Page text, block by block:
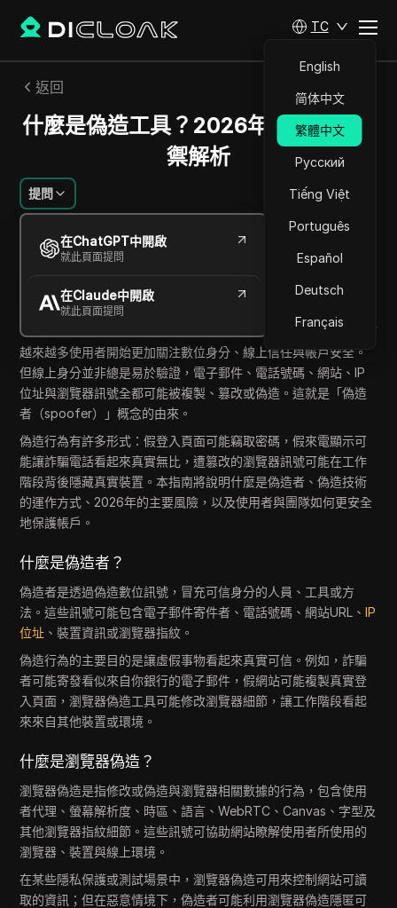
TC
English
简体中文
繁體中文
Русский
Tiếng Việt
Português
Español
Deutsch
Français
返回
什麼是偽造工具？2026年的風險與防
禦解析
提問
在ChatGPT中開啟
就此頁面提問
在Claude中開啟
就此頁面提問
Sandra Anderson
2026年5月 11 分鐘 閱讀
Copy Link
越來越多使用者開始更加關注數位身分、線上信任與帳戶安全。
但線上身分並非總是易於驗證，電子郵件、電話號碼、網站、IP
位址與瀏覽器訊號全都可能被複製、篡改或偽造。這就是「偽造
者（spoofer）」概念的由來。
偽造行為有許多形式：假登入頁面可能竊取密碼，假來電顯示可
能讓詐騙電話看起來真實無比，遭篡改的瀏覽器訊號可能在工作
階段背後隱藏真實裝置。本指南將說明什麼是偽造者、偽造技術
的運作方式、2026年的主要風險，以及使用者與團隊如何更安全
地保護帳戶。
什麼是偽造者？
偽造者是透過偽造數位訊號，冒充可信身分的人員、工具或方
法。這些訊號可能包含電子郵件寄件者、電話號碼、網站URL、IP
位址 、裝置資訊或瀏覽器指紋。
偽造行為的主要目的是讓虛假事物看起來真實可信。例如，詐騙
者可能寄發看似來自你銀行的電子郵件，假網站可能複製真實登
入頁面，瀏覽器偽造工具可能修改瀏覽器細節，讓工作階段看起
來來自其他裝置或環境。
什麼是瀏覽器偽造？
瀏覽器偽造是指修改或偽造與瀏覽器相關數據的行為，包含使用
者代理、螢幕解析度、時區、語言、WebRTC、Canvas、字型及
其他瀏覽器指紋細節。這些訊號可協助網站瞭解使用者所使用的
瀏覽器、裝置與線上環境。
在某些隱私保護或測試場景中，瀏覽器偽造可用來控制網站可讀
取的資訊；但在惡意情境下，偽造者可能利用瀏覽器偽造隱匿可